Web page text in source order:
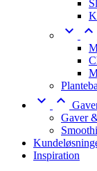
 
 
Gaver
Inspiration